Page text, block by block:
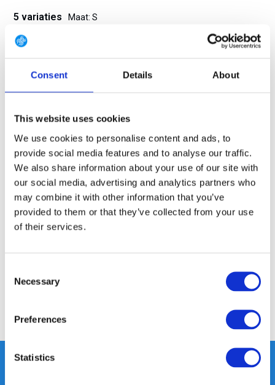
Consent Details About
This website uses cookies
We use cookies to personalise content and ads, to
provide social media features and to analyse our traffic.
We also share information about your use of our site with
our social media, advertising and analytics partners who
may combine it with other information that you’ve
provided to them or that they’ve collected from your use
of their services.
Selection
Necessary
Preferences
Statistics
5 variaties Maat: S
14 DAGEN RETOURTERMIJN
350m2 FYSIEKE WINKEL
24/7 ONLINE WINKELEN
Productomschrijving
Reviews
Delen